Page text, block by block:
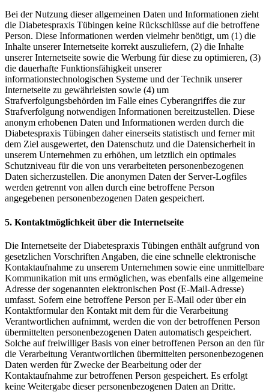
Bei der Nutzung dieser allgemeinen Daten und Informationen zieht
die Diabetespraxis Tübingen keine Rückschlüsse auf die betroffene
Person. Diese Informationen werden vielmehr benötigt, um (1) die
Inhalte unserer Internetseite korrekt auszuliefern, (2) die Inhalte
unserer Internetseite sowie die Werbung für diese zu optimieren, (3)
die dauerhafte Funktionsfähigkeit unserer
informationstechnologischen Systeme und der Technik unserer
Internetseite zu gewährleisten sowie (4) um
Strafverfolgungsbehörden im Falle eines Cyberangriffes die zur
Strafverfolgung notwendigen Informationen bereitzustellen. Diese
anonym erhobenen Daten und Informationen werden durch die
Diabetespraxis Tübingen daher einerseits statistisch und ferner mit
dem Ziel ausgewertet, den Datenschutz und die Datensicherheit in
unserem Unternehmen zu erhöhen, um letztlich ein optimales
Schutzniveau für die von uns verarbeiteten personenbezogenen
Daten sicherzustellen. Die anonymen Daten der Server-Logfiles
werden getrennt von allen durch eine betroffene Person
angegebenen personenbezogenen Daten gespeichert.
5. Kontaktmöglichkeit über die Internetseite
Die Internetseite der Diabetespraxis Tübingen enthält aufgrund von
gesetzlichen Vorschriften Angaben, die eine schnelle elektronische
Kontaktaufnahme zu unserem Unternehmen sowie eine unmittelbare
Kommunikation mit uns ermöglichen, was ebenfalls eine allgemeine
Adresse der sogenannten elektronischen Post (E-Mail-Adresse)
umfasst. Sofern eine betroffene Person per E-Mail oder über ein
Kontaktformular den Kontakt mit dem für die Verarbeitung
Verantwortlichen aufnimmt, werden die von der betroffenen Person
übermittelten personenbezogenen Daten automatisch gespeichert.
Solche auf freiwilliger Basis von einer betroffenen Person an den für
die Verarbeitung Verantwortlichen übermittelten personenbezogenen
Daten werden für Zwecke der Bearbeitung oder der
Kontaktaufnahme zur betroffenen Person gespeichert. Es erfolgt
keine Weitergabe dieser personenbezogenen Daten an Dritte.